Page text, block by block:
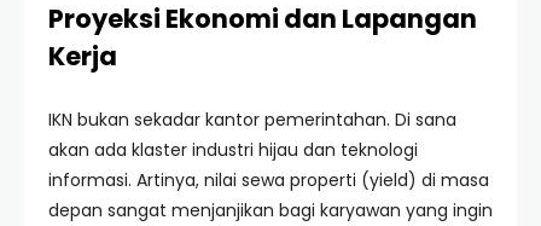
Proyeksi Ekonomi dan Lapangan
Kerja
IKN bukan sekadar kantor pemerintahan. Di sana
akan ada klaster industri hijau dan teknologi
informasi. Artinya, nilai sewa properti (yield) di masa
depan sangat menjanjikan bagi karyawan yang ingin